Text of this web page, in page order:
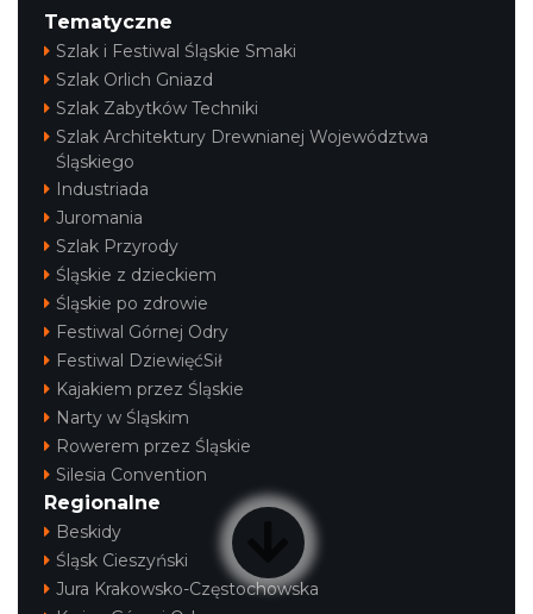
Tematyczne
Szlak i Festiwal Śląskie Smaki
Szlak Orlich Gniazd
Szlak Zabytków Techniki
Szlak Architektury Drewnianej Województwa
Śląskiego
Industriada
Juromania
Szlak Przyrody
Śląskie z dzieckiem
Śląskie po zdrowie
Festiwal Górnej Odry
Festiwal DziewięćSił
Kajakiem przez Śląskie
Narty w Śląskim
Rowerem przez Śląskie
Silesia Convention
Regionalne
Beskidy
Śląsk Cieszyński
Jura Krakowsko-Częstochowska